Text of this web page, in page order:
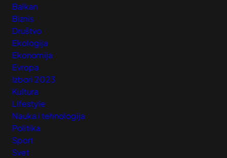
Balkan
Biznis
Društvo
Ekologija
Ekonomija
Evropa
Izbori 2023
Kultura
Lifestyle
Nauka i tehnologija
Politika
Sport
Svet